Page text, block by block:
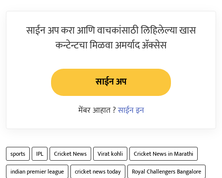
साईन अप करा आणि वाचकांसाठी लिहिलेल्या खास
कन्टेन्टचा मिळवा अमर्याद ॲक्सेस
साईन अप
मेंबर आहात ?साईन इन
sports IPL Cricket News Virat kohli
Cricket News in Marathi
indian premier league
cricket news today Royal Challengers Bangalore